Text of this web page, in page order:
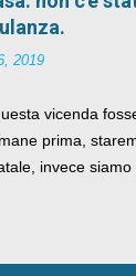
2019
vicenda
prima,
invece
Befana, visto il